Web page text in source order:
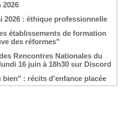
2026 : éthique professionnelle
établissements de formation
des réformes"
Rencontres Nationales du
16 juin à 18h30 sur Discord
: récits d'enfance placée